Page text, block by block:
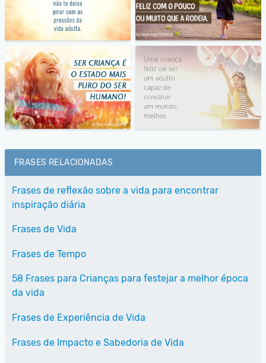
FRASES RELACIONADAS
Frases de reflexão sobre a vida para encontrar
inspiração diária
Frases de Vida
Frases de Tempo
58 Frases para Crianças para festejar a melhor época
da vida
Frases de Experiência de Vida
Frases de Impacto e Sabedoria de Vida